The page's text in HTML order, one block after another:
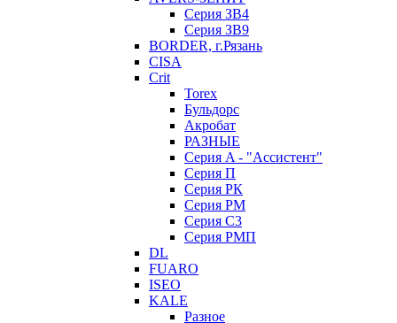
Серия ЗВ4
Серия ЗВ9
BORDER, г.Рязань
CISA
Crit
Torex
Бульдорс
Акробат
РАЗНЫЕ
Серия A - "Ассистент"
Серия П
Серия РК
Серия РМ
Серия С3
Серия РМП
DL
FUARO
ISEO
KALE
Разное